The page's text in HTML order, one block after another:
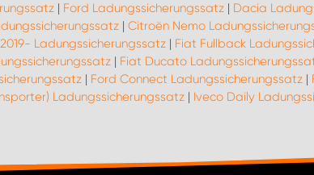
| Ford Ladungssicherungssatz | Dacia
| Citroën Nemo
Ladungssicherungssatz| Fiat Fullback
| Fiat Ducato
| Ford Connect Ladungssicherungssatz|
Ladungssicherungssatz | Iveco Daily